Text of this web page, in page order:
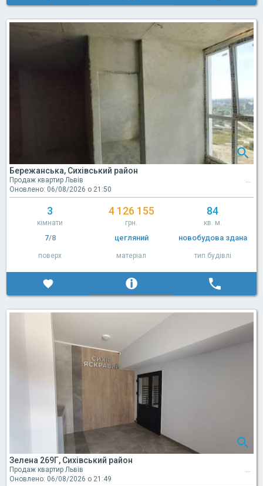
Бережанська, Сихівський район
Продаж квартир Львів
Оновлено: 06/08/2026 о 21:50
3
кімнати
4 126 155
грн.
84
кв. м.
7/8
поверх
цегляний
матеріал
новобудова здана
тип будівлі
Зелена 269Г, Сихівський район
Продаж квартир Львів
Оновлено: 06/08/2026 о 21:49